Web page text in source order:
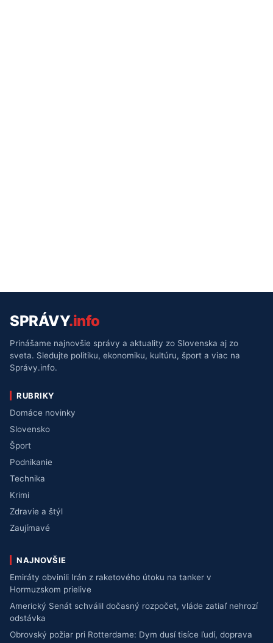
SPRÁVY.info
Prinášame najnovšie správy a aktuality zo Slovenska aj zo
sveta. Sledujte politiku, ekonomiku, kultúru, šport a viac na
Správy.info.
RUBRIKY
Domáce novinky
Slovensko
Šport
Podnikanie
Technika
Krimi
Zdravie a štýl
Zaujímavé
NAJNOVŠIE
Emiráty obvinili Irán z raketového útoku na tanker v
Hormuzskom prielive
Americký Senát schválil dočasný rozpočet, vláde zatiaľ nehrozí
odstávka
Obrovský požiar pri Rotterdame: Dym dusí tisíce ľudí, doprava